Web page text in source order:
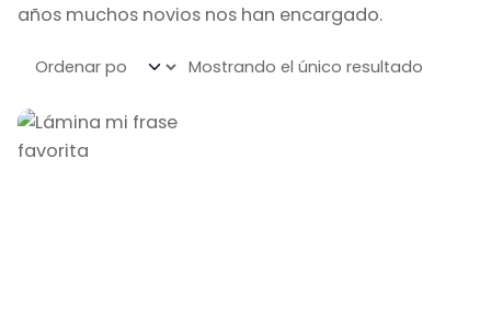
años muchos novios nos han encargado.
Mostrando el único resultado